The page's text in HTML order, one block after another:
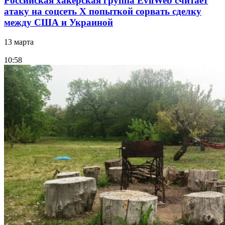
атаку на соцсеть Х попыткой сорвать сделку
между США и Украиной
13 марта
10:58